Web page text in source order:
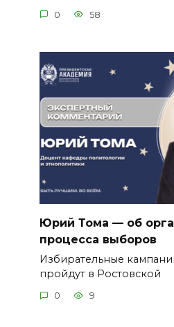
0 58
Юрий Тома — об
процесса выборов
Избирательные
пройдут в Ростовской
0 9